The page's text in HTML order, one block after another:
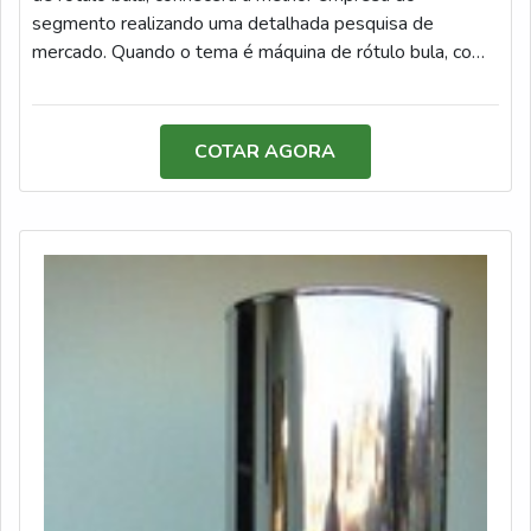
possível encontrar o que há de melhor em manutenção
de máquinas de sopro. Os clientes encontram itens
como manutenção em máquinas de sopro e retrofitting
máquinas de empacotamento com ótima qualidade e
excelente custo-benefício.Com a organização é possível
tirar as suas dúvidas sobre os serviços do ramo, além de
Assim, conquistando a confiança e a satisfação dos
JLtech Automação é uma empresa que tem feito a
diferença no mercado por toda seriedade e qualidade, o
que garante o sucesso dos clientes de ponta a ponta.
segmento realizando uma detalhada pesquisa de
mercado. Quando o tema é máquina de rótulo bula, com
assertividade com máquinas e soluções de aceleração
RÓTULO BULAHá muitas maneiras eficientes de
demonstrar competência e excelência em uma área de
esforços em oferecer aos parceiros uma estrutura com:
Escritório de alta qualidade onde são realizadas as
atividades; Tecnologia de ponta; Usinagem
própria. Tudo para se certificar que se tenha máquina de
rótulo bula com proteção. Ainda com uma visão analítica
sobre máquina de rótulo bula, é importante buscar uma
empresa que tenha produtos e serviços com ótima
qualidade e precisão, detalhes primordiais que são
deixados de lado por muitas empresas que não focam na
fidelização do cliente.Tudo isso que já foi falado e outras
COTAR AGORA